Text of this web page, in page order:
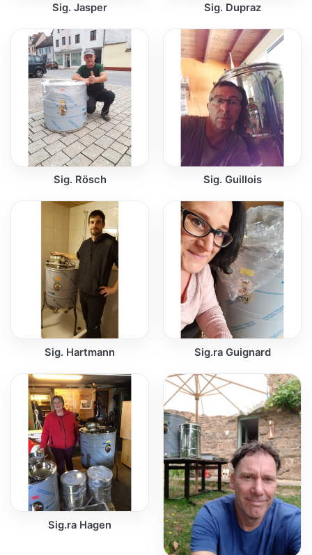
Sig. Jasper Sig. Dupraz
Sig. Rösch Sig. Guillois
Sig. Hartmann Sig.ra Guignard
Sig.ra Hagen